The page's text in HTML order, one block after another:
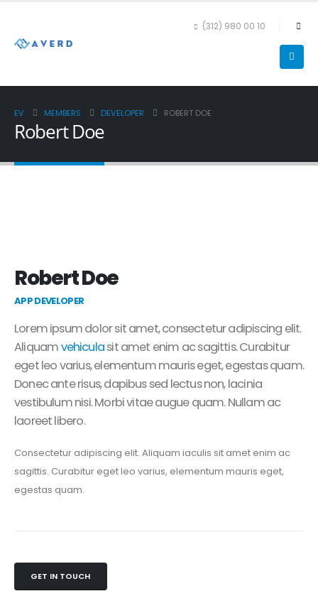
(312) 980 00 10
EV MEMBERS DEVELOPER ROBERT DOE
Robert Doe
Robert Doe
APP DEVELOPER
Lorem ipsum dolor sit amet, consectetur adipiscing elit.
Aliquamvehiculasit amet enim ac sagittis. Curabitur
eget leo varius, elementum mauris eget, egestas quam.
Donec ante risus, dapibus sed lectus non, lacinia
vestibulum nisi. Morbi vitae augue quam. Nullam ac
laoreet libero.
Consectetur adipiscing elit. Aliquam iaculis sit amet enim ac
sagittis. Curabitur eget leo varius, elementum mauris eget,
egestas quam.
GET IN TOUCH